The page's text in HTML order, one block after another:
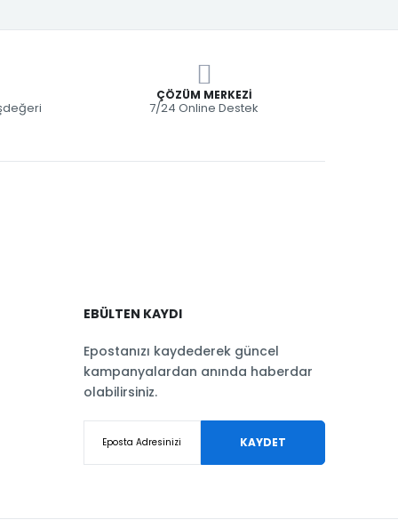
ÇÖZÜM MERKEZI
7/24 Online Destek
EBÜLTEN KAYDI
Epostanızı kaydederek güncel
kampanyalardan anında haberdar
olabilirsiniz.
KAYDET